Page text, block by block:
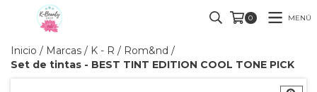
0 MENÚ
Inicio / Marcas / K - R / Rom&nd /
Set de tintas - BEST TINT EDITION COOL TONE PICK